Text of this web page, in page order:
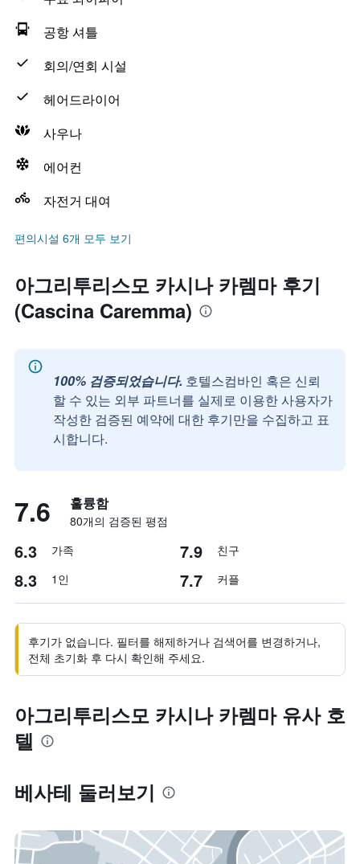
공항 셔틀
회의/연회 시설
헤어드라이어
사우나
에어컨
자전거 대여
편의시설 6개 모두 보기
아그리투리스모 카시나 카렘마 후기
(Cascina Caremma)
100% 검증되었습니다. 호텔스컴바인 혹은 신뢰
할 수 있는 외부 파트너를 실제로 이용한 사용자가
작성한 검증된 예약에 대한 후기만을 수집하고 표
시합니다.
7.6 훌륭함
80개의 검증된 평점
6.3 가족 7.9 친구
8.3 1인 7.7 커플
후기가 없습니다. 필터를 해제하거나 검색어를 변경하거나,
전체 초기화 후 다시 확인해 주세요.
아그리투리스모 카시나 카렘마 유사 호
텔
베사테 둘러보기